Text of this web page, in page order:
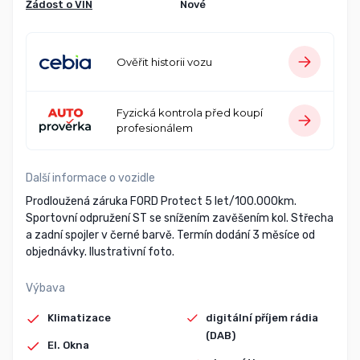
Žádost o VIN Nové
Ověřit historii vozu
Fyzická kontrola před koupí
profesionálem
Další informace o vozidle
Prodloužená záruka FORD Protect 5 let/100.000km.
Sportovní odpružení ST se snížením zavěšením kol. Střecha
a zadní spojler v černé barvě. Termín dodání 3 měsíce od
objednávky. Ilustrativní foto.
Výbava
Klimatizace
El. Okna
digitální příjem rádia
(DAB)